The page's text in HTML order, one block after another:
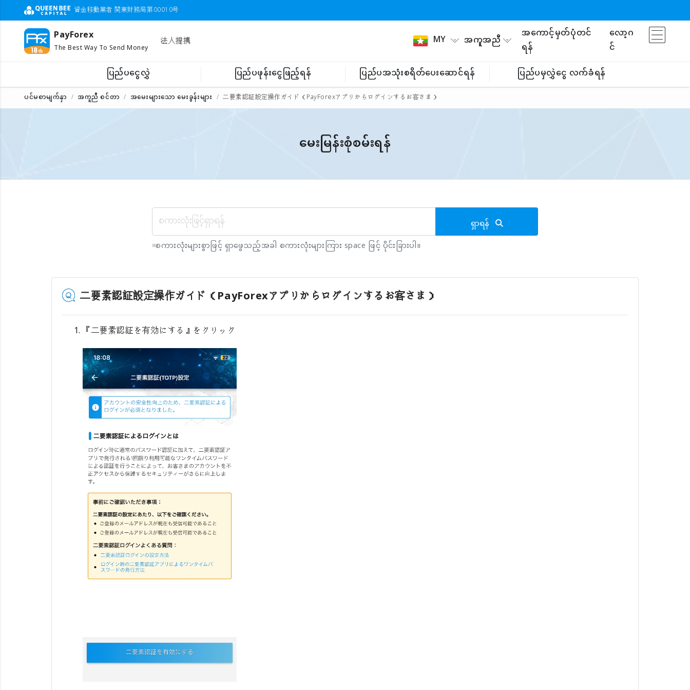
資金移動業者 関東財務局第00010号
PayForex
The Best Way To Send Money 法人提携 MY အကူအညီ
အကောင့်မှတ်ပုံတင်
ရန်
လော့ဂ
င်
ပြည်ပငွေလွှဲ
ပြည်ပဖုန်းငွေဖြည့်ရန် ပြည်ပအသုံးစရိတ်ပေးဆောင်ရန် ပြည်ပမှလွှဲငွေ လက်ခံရန်
ပင်မစာမျက်နှာ အကူညီ စင်တာ အမေးများသော မေးခွန်းများ 二要素認証設定操作ガイド（PayForexアプリからログインするお客さま）
မေးမြန်းစုံစမ်းရန်
ရှာရန်
※စကားလုံးများစွာဖြင့် ရှာဖွေသည့်အခါ စကားလုံးများကြား space ဖြင့် ပိုင်းခြားပါ။
二要素認証設定操作ガイド（PayForexアプリからログインするお客さま）
『二要素認証を有効にする』をクリック